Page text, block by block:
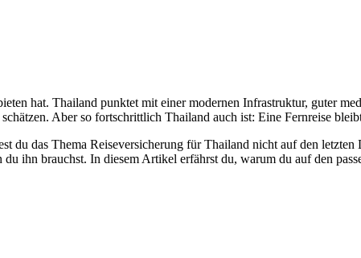
hat. Thailand punktet mit einer modernen Infrastruktur, guter
Aber so fortschrittlich Thailand auch ist: Eine Fernreise
du das Thema Reiseversicherung für Thailand nicht auf den
ihn brauchst. In diesem Artikel erfährst du, warum du auf den